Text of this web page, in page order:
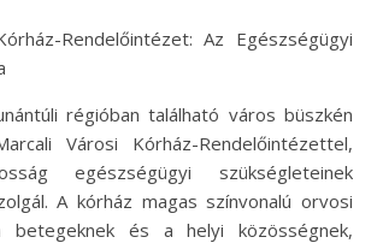
régióban található város büszkén
Városi Kórház-Rendelőintézettel,
egészségügyi szükségleteinek
A kórház magas színvonalú orvosi
és a helyi közösségnek,